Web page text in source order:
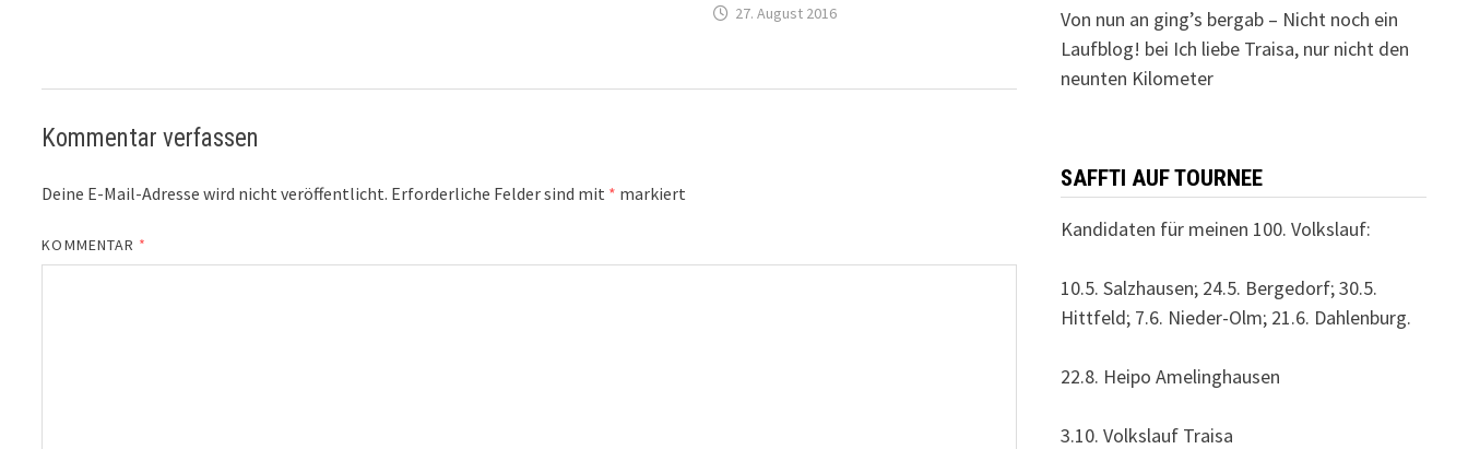
27. August 2016
Kommentar verfassen
Deine E-Mail-Adresse wird nicht veröffentlicht. Erforderliche Felder sind mit * markiert
KOMMENTAR *
Von nun an ging’s bergab – Nicht noch ein
Laufblog! bei Ich liebe Traisa, nur nicht den
neunten Kilometer
SAFFTI AUF TOURNEE
Kandidaten für meinen 100. Volkslauf:
10.5. Salzhausen; 24.5. Bergedorf; 30.5.
Hittfeld; 7.6. Nieder-Olm; 21.6. Dahlenburg.
22.8. Heipo Amelinghausen
3.10. Volkslauf Traisa